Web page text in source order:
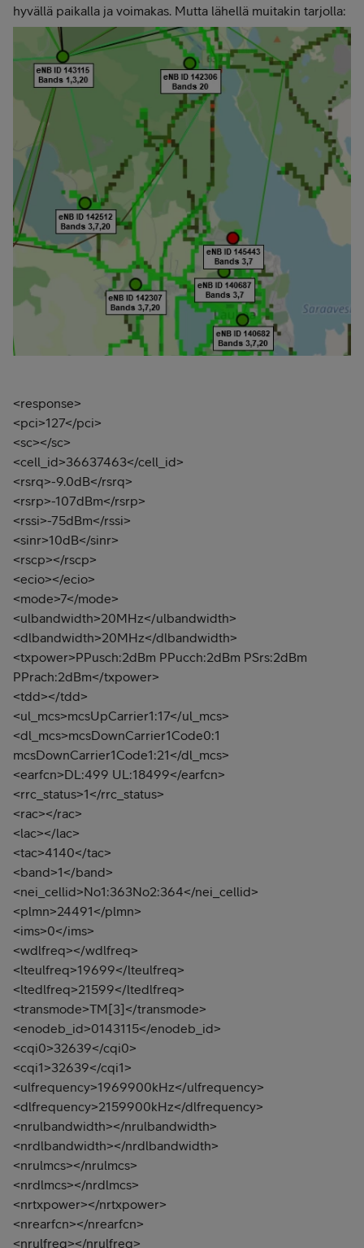
hyvällä paikalla ja voimakas. Mutta lähellä muitakin tarjolla:
<response>
<pci>127</pci>
<sc></sc>
<cell_id>36637463</cell_id>
<rsrq>-9.0dB</rsrq>
<rsrp>-107dBm</rsrp>
<rssi>-75dBm</rssi>
<sinr>10dB</sinr>
<rscp></rscp>
<ecio></ecio>
<mode>7</mode>
<ulbandwidth>20MHz</ulbandwidth>
<dlbandwidth>20MHz</dlbandwidth>
<txpower>PPusch:2dBm PPucch:2dBm PSrs:2dBm
PPrach:2dBm</txpower>
<tdd></tdd>
<ul_mcs>mcsUpCarrier1:17</ul_mcs>
<dl_mcs>mcsDownCarrier1Code0:1
mcsDownCarrier1Code1:21</dl_mcs>
<earfcn>DL:499 UL:18499</earfcn>
<rrc_status>1</rrc_status>
<rac></rac>
<lac></lac>
<tac>4140</tac>
<band>1</band>
<nei_cellid>No1:363No2:364</nei_cellid>
<plmn>24491</plmn>
<ims>0</ims>
<wdlfreq></wdlfreq>
<lteulfreq>19699</lteulfreq>
<ltedlfreq>21599</ltedlfreq>
<transmode>TM[3]</transmode>
<enodeb_id>0143115</enodeb_id>
<cqi0>32639</cqi0>
<cqi1>32639</cqi1>
<ulfrequency>1969900kHz</ulfrequency>
<dlfrequency>2159900kHz</dlfrequency>
<nrulbandwidth></nrulbandwidth>
<nrdlbandwidth></nrdlbandwidth>
<nrulmcs></nrulmcs>
<nrdlmcs></nrdlmcs>
<nrtxpower></nrtxpower>
<nrearfcn></nrearfcn>
<nrulfreq></nrulfreq>